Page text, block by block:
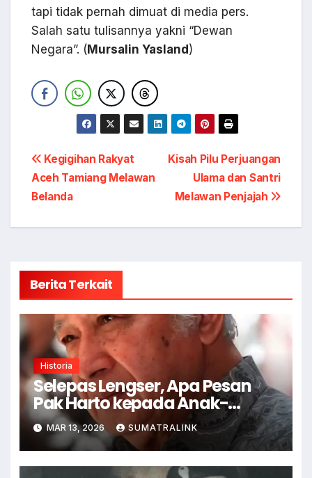
tapi tidak pernah dimuat di media pers.
Salah satu tulisannya yakni “Dewan
Negara”. (Mursalin Yasland)
Navigasi
pos
Kisah Pilu Perjuangan
Ulama dan Santri
Melawan Penjajah
Kegigihan Rakyat
Aceh Tamiang Melawan
Belanda
Berita Terkait
Historia
Selepas Lengser, Apa Pesan
Pak Harto kepada Anak-
anaknya?
MAR 13, 2026 SUMATRALINK